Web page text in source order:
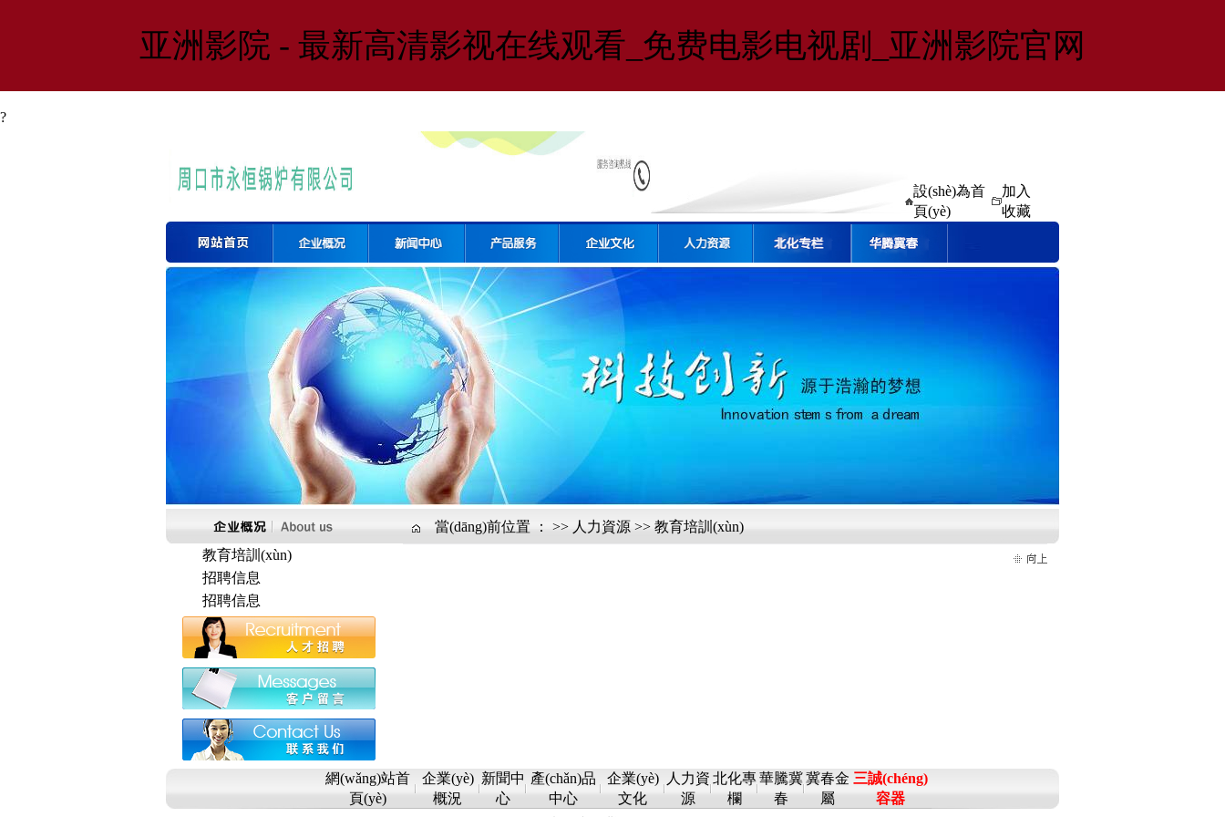
亚洲影院 - 最新高清影视在线观看_免费电影电视剧_亚洲影院官网
?
設(shè)為首
頁(yè)
加入
收藏
當(dāng)前位置 ： >> 人力資源 >> 教育培訓(xùn)
教育培訓(xùn)
招聘信息
招聘信息
網(wǎng)站首
頁(yè)
企業(yè)
概況
新聞中
心
產(chǎn)品
中心
企業(yè)
文化
人力資
源
北化專
欄
華騰冀
春
冀春金
屬
三誠(chéng)
容器